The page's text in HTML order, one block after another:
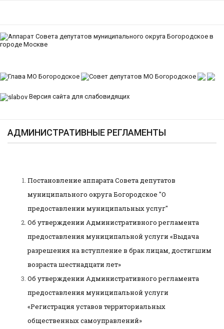
Версия сайта для слабовидящих
АДМИНИСТРАТИВНЫЕ РЕГЛАМЕНТЫ
Постановление аппарата Совета депутатов
муниципального округа Богородское "О
предоставлении муниципальных услуг"
Об утверждении Административного регламента
предоставления муниципальной услуги «Выдача
разрешения на вступление в брак лицам, достигшим
возраста шестнадцати лет»
Об утверждении Административного регламента
предоставления муниципальной услуги
«Регистрация уставов территориальных
общественных самоуправлений»